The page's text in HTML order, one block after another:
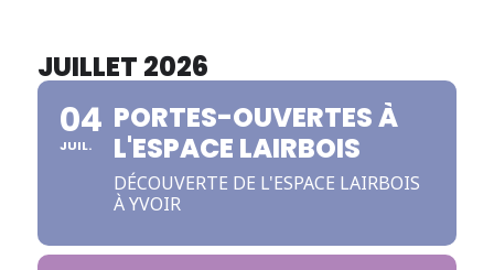
JUILLET 2026
04
JUIL.
PORTES-OUVERTES À
L'ESPACE LAIRBOIS
DÉCOUVERTE DE L'ESPACE LAIRBOIS
À YVOIR